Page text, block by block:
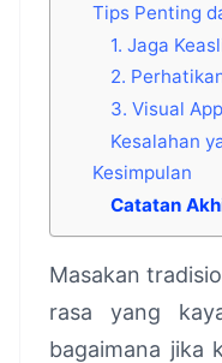
Tips Penting
1. Jaga
2.
3. Visual
Kesalahan
Kesimpulan
Catatan
Masakan
rasa yang
bagaimana jika